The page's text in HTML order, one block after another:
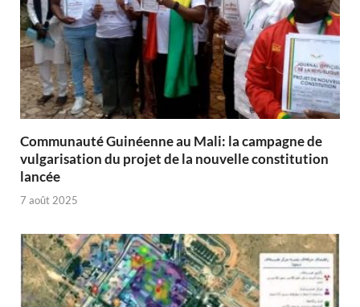
Communauté Guinéenne au Mali: la campagne de
vulgarisation du projet de la nouvelle constitution
lancée
7 août 2025